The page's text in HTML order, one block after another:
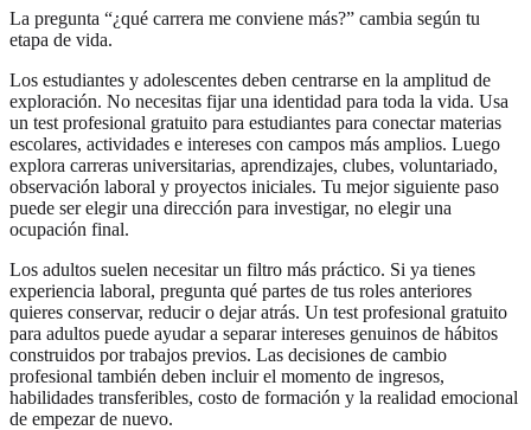
La pregunta “¿qué carrera me conviene más?” cambia según tu
etapa de vida.
Los estudiantes y adolescentes deben centrarse en la amplitud de
exploración. No necesitas fijar una identidad para toda la vida. Usa
un test profesional gratuito para estudiantes para conectar materias
escolares, actividades e intereses con campos más amplios. Luego
explora carreras universitarias, aprendizajes, clubes, voluntariado,
observación laboral y proyectos iniciales. Tu mejor siguiente paso
puede ser elegir una dirección para investigar, no elegir una
ocupación final.
Los adultos suelen necesitar un filtro más práctico. Si ya tienes
experiencia laboral, pregunta qué partes de tus roles anteriores
quieres conservar, reducir o dejar atrás. Un test profesional gratuito
para adultos puede ayudar a separar intereses genuinos de hábitos
construidos por trabajos previos. Las decisiones de cambio
profesional también deben incluir el momento de ingresos,
habilidades transferibles, costo de formación y la realidad emocional
de empezar de nuevo.